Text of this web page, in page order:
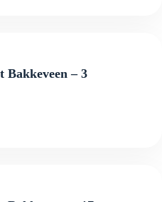
Bakkeveen – 3